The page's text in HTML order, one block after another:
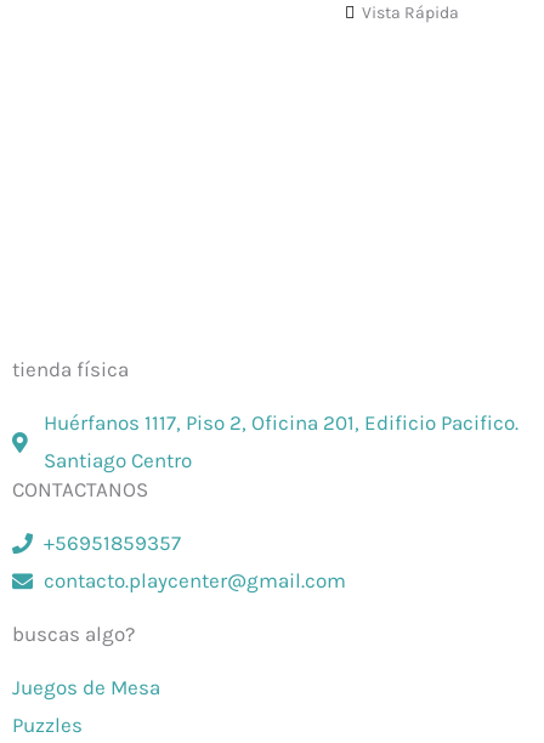
Vista Rápida
tienda física
Huérfanos 1117, Piso 2, Oficina 201, Edificio Pacifico.
Santiago Centro
CONTACTANOS
+56951859357
contacto.playcenter@gmail.com
buscas algo?
Juegos de Mesa
Puzzles